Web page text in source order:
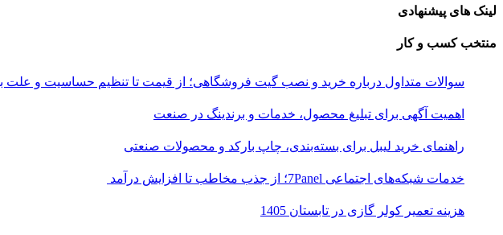
لینک های پیشنهادی
منتخب کسب و کار
سوالات متداول درباره خرید و نصب گیت فروشگاهی؛ از قیمت تا تنظیم حساسیت و علت
اهمیت آگهی برای تبلیغ محصول، خدمات و برندینگ در صنعت
راهنمای خرید لیبل برای بسته‌بندی، چاپ بارکد و محصولات صنعتی
خدمات شبکه‌های اجتماعی 7Panel؛ از جذب مخاطب تا افزایش درآمد
هزینه تعمیر کولر گازی در تابستان 1405